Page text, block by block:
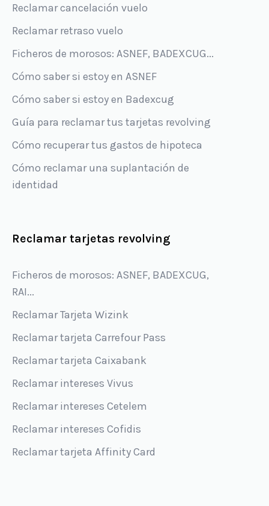
Reclamar cancelación vuelo
Reclamar retraso vuelo
Ficheros de morosos: ASNEF, BADEXCUG...
Cómo saber si estoy en ASNEF
Cómo saber si estoy en Badexcug
Guía para reclamar tus tarjetas revolving
Cómo recuperar tus gastos de hipoteca
Cómo reclamar una suplantación de
identidad
Reclamar tarjetas revolving
Ficheros de morosos: ASNEF, BADEXCUG,
RAI...
Reclamar Tarjeta Wizink
Reclamar tarjeta Carrefour Pass
Reclamar tarjeta Caixabank
Reclamar intereses Vivus
Reclamar intereses Cetelem
Reclamar intereses Cofidis
Reclamar tarjeta Affinity Card